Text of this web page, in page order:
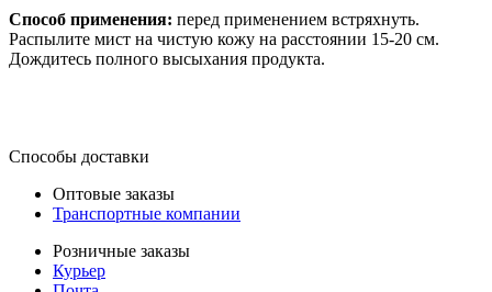
Способ применения: перед применением встряхнуть.
Распылите мист на чистую кожу на расстоянии 15-20 см.
Дождитесь полного высыхания продукта.
Способы доставки
Оптовые заказы
Транспортные компании
Розничные заказы
Курьер